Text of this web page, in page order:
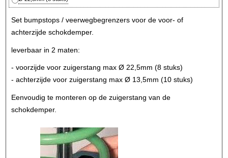
Set bumpstops / veerwegbegrenzers voor de voor- of
achterzijde schokdemper.
leverbaar in 2 maten:
- voorzijde voor zuigerstang max Ø 22,5mm (8 stuks)
- achterzijde voor zuigerstang max Ø 13,5mm (10 stuks)
Eenvoudig te monteren op de zuigerstang van de
schokdemper.